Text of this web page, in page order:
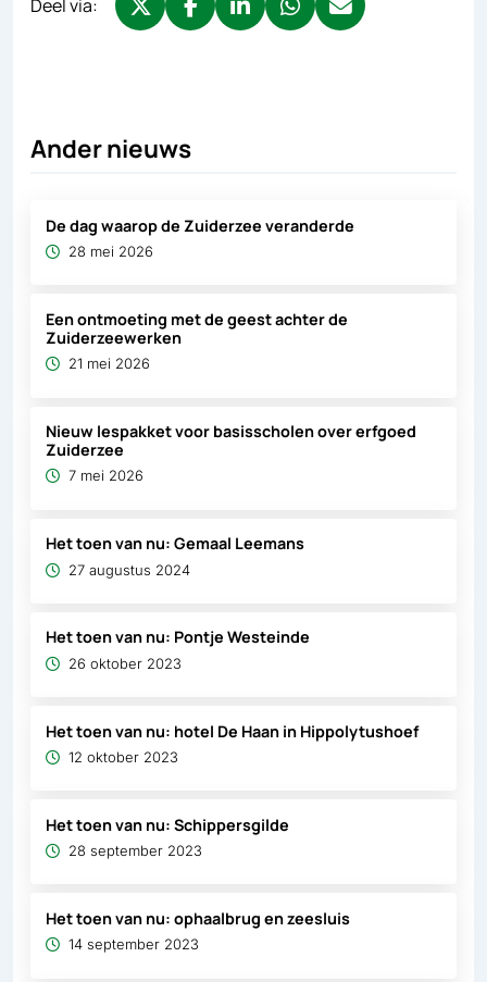
Deel via:
Ander nieuws
De dag waarop de Zuiderzee veranderde
28 mei 2026
Een ontmoeting met de geest achter de
Zuiderzeewerken
21 mei 2026
Nieuw lespakket voor basisscholen over erfgoed
Zuiderzee
7 mei 2026
Het toen van nu: Gemaal Leemans
27 augustus 2024
Het toen van nu: Pontje Westeinde
26 oktober 2023
Het toen van nu: hotel De Haan in Hippolytushoef
12 oktober 2023
Het toen van nu: Schippersgilde
28 september 2023
Het toen van nu: ophaalbrug en zeesluis
14 september 2023